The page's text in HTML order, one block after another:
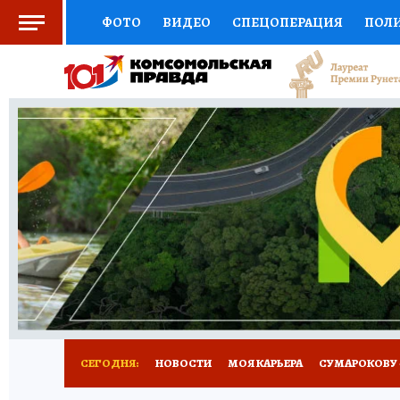
ФОТО ВИДЕО СПЕЦОПЕРАЦИЯ
СОЦПОДДЕРЖКА НАУКА АФИША
ВЫБОР ЭКСПЕРТОВ ДОКТОР
КНИЖНАЯ ПОЛКА ПРОГНОЗЫ НА СПОРТ
ПРЕСС-ЦЕНТР НЕДВИЖИМОСТЬ
РАДИО КП РЕКЛАМА ТЕСТЫ НОВОЕ
СЕГОДНЯ: НОВОСТИ МОЯ КАРЬЕРА СУМАРОКОВУ